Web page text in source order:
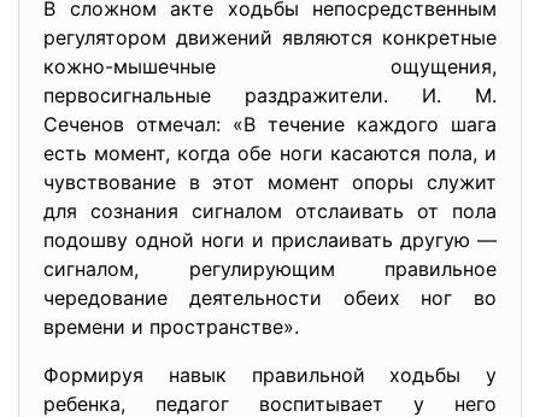
В сложном акте ходьбы непосредственным
регулятором движе­ний являются конкретные
кожно-мышечные ощущения,
первосигнальные раздражители. И. М.
Сеченов отмечал: «В течение каж­дого шага
есть момент, когда обе ноги касаются пола, и
чувство­вание в этот момент опоры служит
для сознания сигналом отсла­ивать от пола
подошву одной ноги и прислаивать другую —
сигна­лом, регулирующим правильное
чередование деятельности обеих ног во
времени и пространстве».
Формируя навык правильной ходьбы у
ребенка, педагог воспи­тывает у него